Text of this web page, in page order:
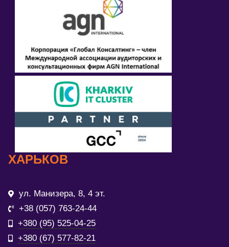
ХАРЬКОВ
ул. Манизера, 8, 4 эт.
+38 (057) 763-24-44
+380 (95) 525-04-25
+380 (67) 577-82-21